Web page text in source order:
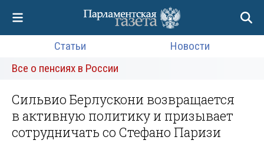
Статьи
Новости
Все о пенсиях в России
Сильвио Берлускони возвращается
в активную политику и призывает
сотрудничать со Стефано Паризи